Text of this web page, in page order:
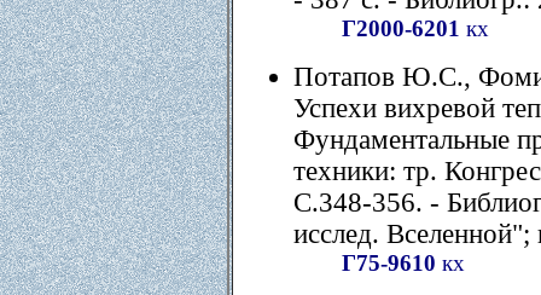
Г2000-6201 кх
Потапов Ю.С.,
Успехи вихревой
Фундаментальные
техники: тр.
С.348-356. -
исслед.
Г75-9610 кх